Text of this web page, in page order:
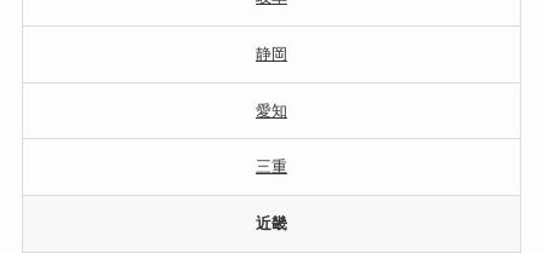
静岡
愛知
三重
近畿